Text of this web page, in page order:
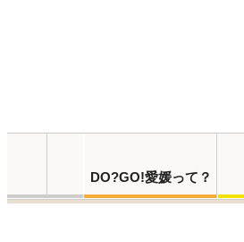
DO?GO!愛媛って？